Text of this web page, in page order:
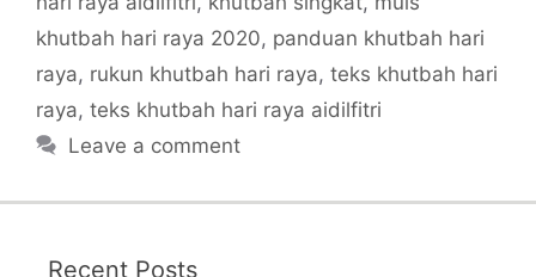
khutbah hari raya 2020, panduan khutbah hari
raya, rukun khutbah hari raya, teks khutbah hari
raya, teks khutbah hari raya aidilfitri
Leave a comment
Recent Posts